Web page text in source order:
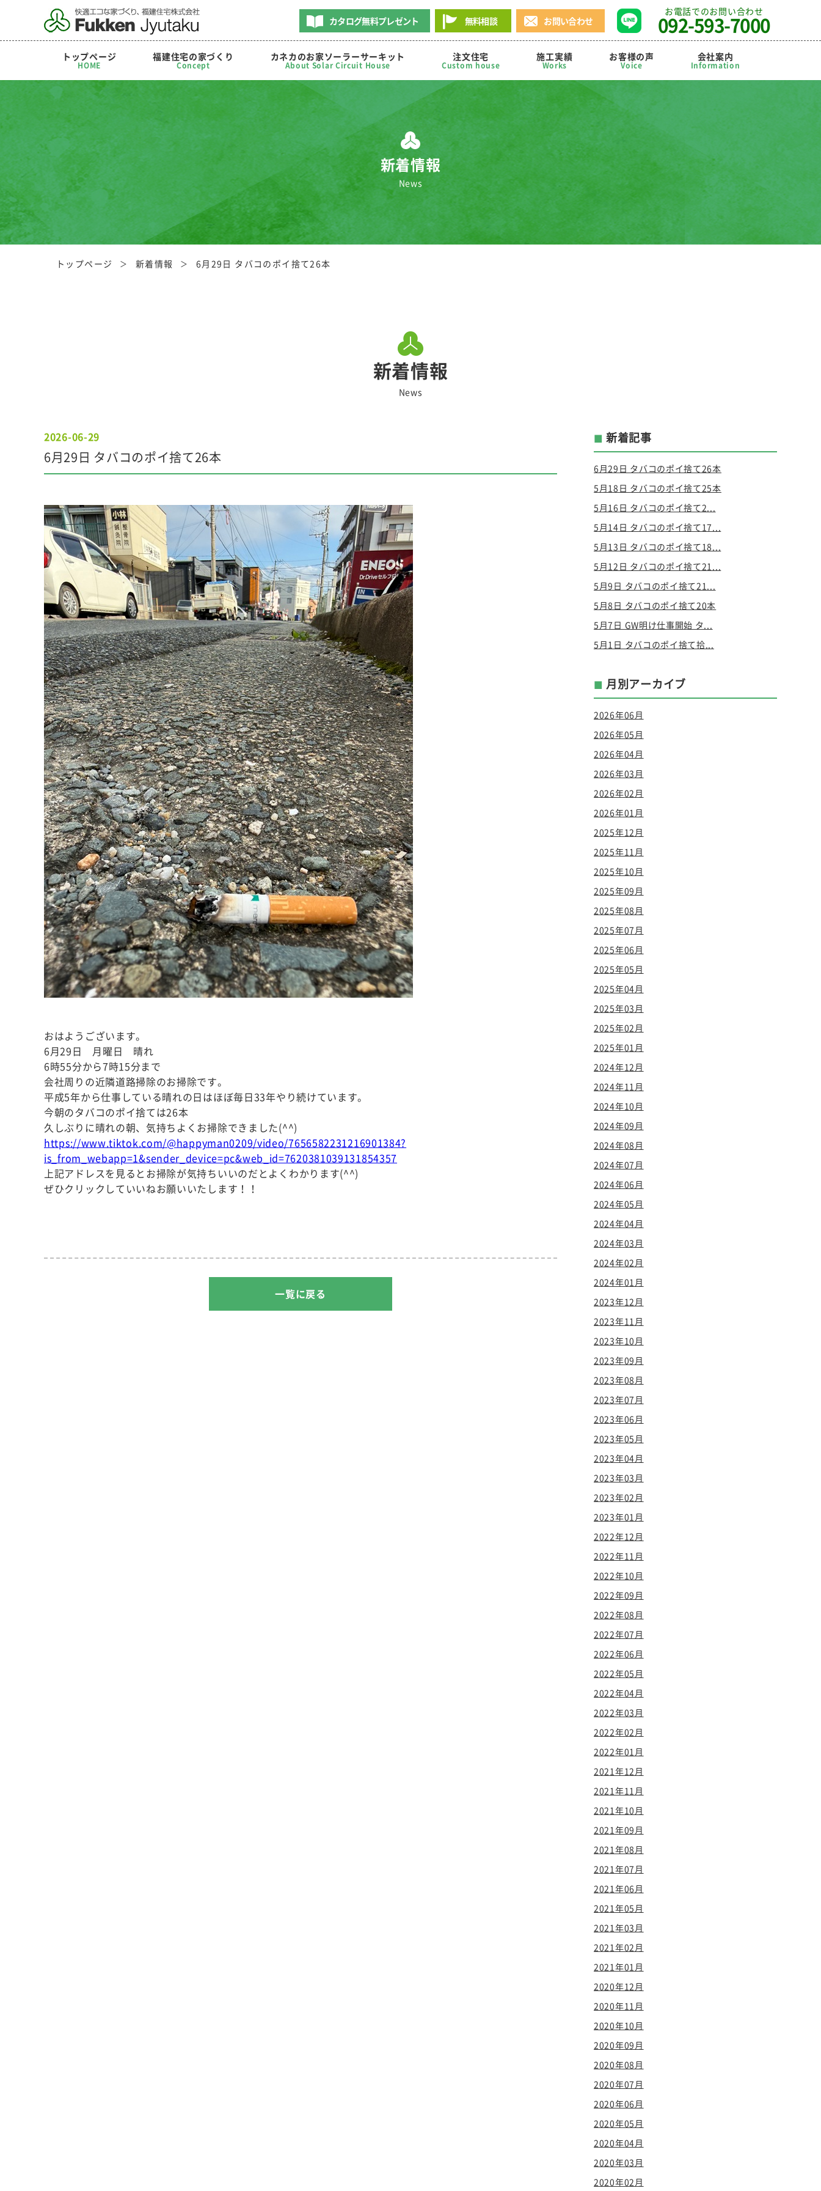
カタログ無料プレゼント 無料相談 お問い合わせ
お電話でのお問い合わせ
092-593-7000
トップページ
HOME
福建住宅の家づくり
Concept
カネカのお家ソーラーサーキット
About Solar Circuit House
注文住宅
Custom house
施工実績
Works
お客様の声
Voice
会社案内
Information
新着情報
News
トップページ 新着情報 6月29日 タバコのポイ捨て26本
新着情報
News
2026-06-29
6月29日 タバコのポイ捨て26本
おはようございます。
6月29日 月曜日 晴れ
6時55分から7時15分まで
会社周りの近隣道路掃除のお掃除です。
平成5年から仕事している晴れの日はほぼ毎日33年やり続けています。
今朝のタバコのポイ捨ては26本
久しぶりに晴れの朝、気持ちよくお掃除できました(^^)
https://www.tiktok.com/@happyman0209/video/7656582231216901384?
is_from_webapp=1&sender_device=pc&web_id=7620381039131854357
上記アドレスを見るとお掃除が気持ちいいのだとよくわかります(^^)
ぜひクリックしていいねお願いいたします！！
一覧に戻る
新着記事
6月29日 タバコのポイ捨て26本
5月18日 タバコのポイ捨て25本
5月16日 タバコのポイ捨て2...
5月14日 タバコのポイ捨て17...
5月13日 タバコのポイ捨て18...
5月12日 タバコのポイ捨て21...
5月9日 タバコのポイ捨て21...
5月8日 タバコのポイ捨て20本
5月7日 GW明け仕事開始 タ...
5月1日 タバコのポイ捨て拾...
月別アーカイブ
2026年06月
2026年05月
2026年04月
2026年03月
2026年02月
2026年01月
2025年12月
2025年11月
2025年10月
2025年09月
2025年08月
2025年07月
2025年06月
2025年05月
2025年04月
2025年03月
2025年02月
2025年01月
2024年12月
2024年11月
2024年10月
2024年09月
2024年08月
2024年07月
2024年06月
2024年05月
2024年04月
2024年03月
2024年02月
2024年01月
2023年12月
2023年11月
2023年10月
2023年09月
2023年08月
2023年07月
2023年06月
2023年05月
2023年04月
2023年03月
2023年02月
2023年01月
2022年12月
2022年11月
2022年10月
2022年09月
2022年08月
2022年07月
2022年06月
2022年05月
2022年04月
2022年03月
2022年02月
2022年01月
2021年12月
2021年11月
2021年10月
2021年09月
2021年08月
2021年07月
2021年06月
2021年05月
2021年03月
2021年02月
2021年01月
2020年12月
2020年11月
2020年10月
2020年09月
2020年08月
2020年07月
2020年06月
2020年05月
2020年04月
2020年03月
2020年02月